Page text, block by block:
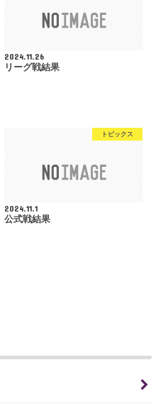
2024.11.26
リーグ戦結果
トピックス
2024.11.1
公式戦結果